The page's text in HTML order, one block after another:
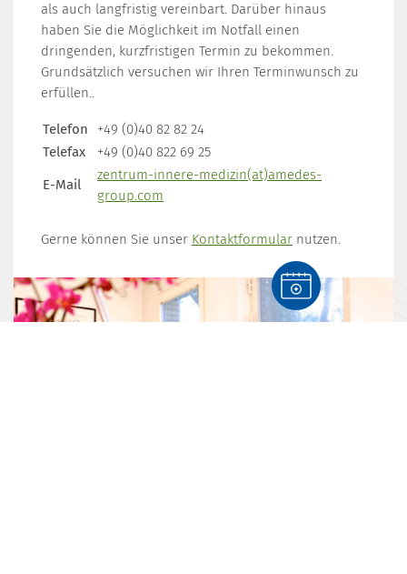
als auch langfristig vereinbart. Darüber hinaus
haben Sie die Möglichkeit im Notfall einen
dringenden, kurzfristigen Termin zu bekommen.
Grundsätzlich versuchen wir Ihren Terminwunsch zu
erfüllen..
Telefon
+49 (0)40 82 82 24
Telefax
+49 (0)40 822 69 25
E-Mail
zentrum-innere-medizin(at)amedes-
group.com
Gerne können Sie unser Kontaktformular nutzen.